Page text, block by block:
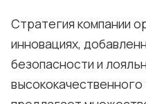
Стратегия компании
инновациях,
безопасности и
высококачественного